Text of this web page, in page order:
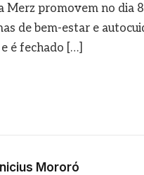
Merz promovem no dia
de bem-estar e
é fechado […]
Mororó